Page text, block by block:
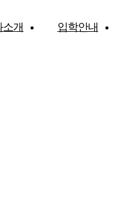
소개 입학안내